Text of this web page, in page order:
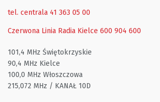
tel. centrala 41 363 05 00
Czerwona Linia Radia Kielce 600 904 600
101,4 MHz Świętokrzyskie
90,4 MHz Kielce
100,0 MHz Włoszczowa
215,072 MHz / KANAŁ 10D